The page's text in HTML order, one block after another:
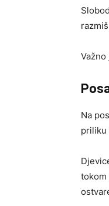
Na
priliku
tokom